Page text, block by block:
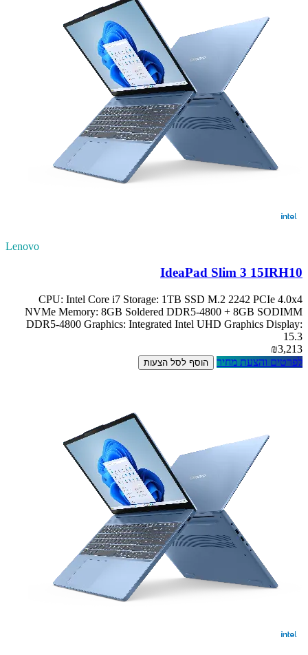
Lenovo
IdeaPad Slim 3 15IRH10
CPU: Intel Core i7 Storage: 1TB SSD M.2 2242 PCIe 4.0x4
NVMe Memory: 8GB Soldered DDR5-4800 + 8GB SODIMM
DDR5-4800 Graphics: Integrated Intel UHD Graphics Display:
15.3
₪3,213
לפרטים והצעת מחיר
הוסף לסל הצעות